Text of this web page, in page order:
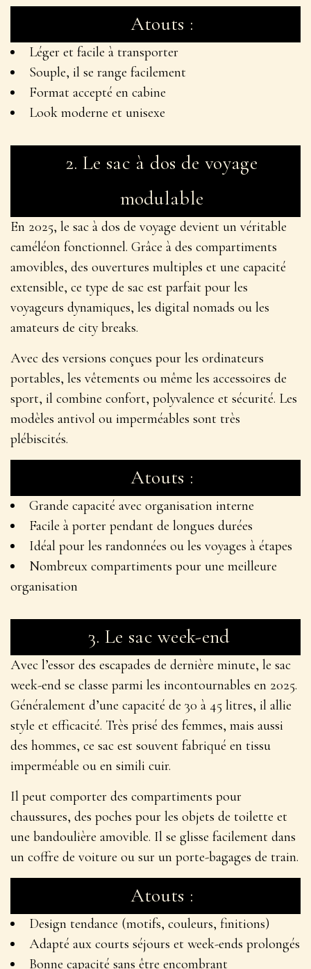
Atouts :
Léger et facile à transporter
Souple, il se range facilement
Format accepté en cabine
Look moderne et unisexe
2. Le sac à dos de voyage
modulable
En 2025, le sac à dos de voyage devient un véritable
caméléon fonctionnel. Grâce à des compartiments
amovibles, des ouvertures multiples et une capacité
extensible, ce type de sac est parfait pour les
voyageurs dynamiques, les digital nomads ou les
amateurs de city breaks.
Avec des versions conçues pour les ordinateurs
portables, les vêtements ou même les accessoires de
sport, il combine confort, polyvalence et sécurité. Les
modèles antivol ou imperméables sont très
plébiscités.
Atouts :
Grande capacité avec organisation interne
Facile à porter pendant de longues durées
Idéal pour les randonnées ou les voyages à étapes
Nombreux compartiments pour une meilleure
organisation
3. Le sac week-end
Avec l’essor des escapades de dernière minute, le sac
week-end se classe parmi les incontournables en 2025.
Généralement d’une capacité de 30 à 45 litres, il allie
style et efficacité. Très prisé des femmes, mais aussi
des hommes, ce sac est souvent fabriqué en tissu
imperméable ou en simili cuir.
Il peut comporter des compartiments pour
chaussures, des poches pour les objets de toilette et
une bandoulière amovible. Il se glisse facilement dans
un coffre de voiture ou sur un porte-bagages de train.
Atouts :
Design tendance (motifs, couleurs, finitions)
Adapté aux courts séjours et week-ends prolongés
Bonne capacité sans être encombrant